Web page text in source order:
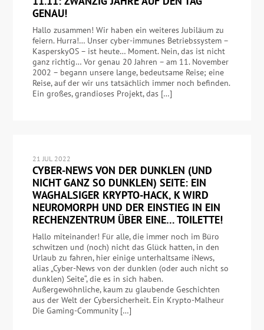
GENAU!
Hallo zusammen! Wir haben ein weiteres Jubiläum zu
feiern. Hurra!… Unser cyber-immunes Betriebssystem –
KasperskyOS – ist heute… Moment. Nein, das ist nicht
ganz richtig… Vor genau 20 Jahren – am 11. November
2002 – begann unsere lange, bedeutsame Reise; eine
Reise, auf der wir uns tatsächlich immer noch befinden.
Ein großes, grandioses Projekt, das […]
21 JUL 2022
CYBER-NEWS VON DER DUNKLEN (UND
NICHT GANZ SO DUNKLEN) SEITE: EIN
WAGHALSIGER KRYPTO-HACK, K WIRD
NEUROMORPH UND DER EINSTIEG IN EIN
RECHENZENTRUM ÜBER EINE… TOILETTE!
Hallo miteinander! Für alle, die immer noch im Büro
schwitzen und (noch) nicht das Glück hatten, in den
Urlaub zu fahren, hier einige unterhaltsame iNews,
alias „Cyber-News von der dunklen (oder auch nicht so
dunklen) Seite“, die es in sich haben.
Außergewöhnliche, kaum zu glaubende Geschichten
aus der Welt der Cybersicherheit. Ein Krypto-Malheur
Die Gaming-Community […]